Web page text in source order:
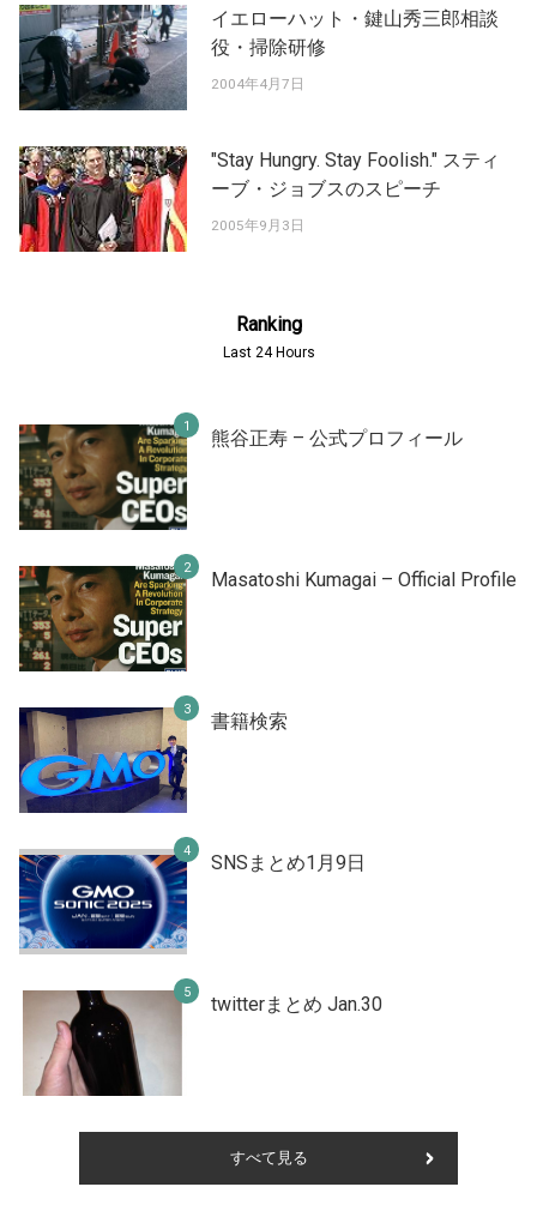
イエローハット・鍵山秀三郎相談
役・掃除研修
2004年4月7日
"Stay Hungry. Stay Foolish." スティ
ーブ・ジョブスのスピーチ
2005年9月3日
Ranking
Last 24 Hours
熊谷正寿 – 公式プロフィール
Masatoshi Kumagai – Official Profile
書籍検索
SNSまとめ1月9日
twitterまとめ Jan.30
すべて見る